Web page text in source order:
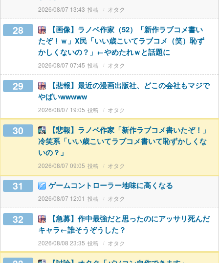
2026/08/07 13:43 オタク
28
【画像】ラノベ作家（52）「新作ラブコメ書い
たぞ！ｗ」X民「いい歳こいてラブコメ（笑）恥ず
かしくないの？」←やめたれｗと話題に
2026/08/07 07:45 オタク
29
【悲報】最近の漫画出版社、どこの会社もマジで
やばいwwwww
2026/08/07 19:05 オタク
30
【悲報】ラノベ作家「新作ラブコメ書いたぞ！」
冷笑系「いい歳こいてラブコメ書いて恥ずかしくな
いの？」
2026/08/07 09:05 オタク
31 ゲームコントローラー地味に高くなる
2026/08/07 12:01 オタク
32
【急募】作中最強だと思ったのにアッサリ死んだ
キャラ←誰そうぞうした？
2026/08/08 23:35 オタク